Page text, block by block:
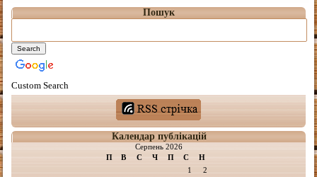
Пошук
Custom Search
Календар публікацій
Серпень 2026
П
В С Ч П С Н
1
2